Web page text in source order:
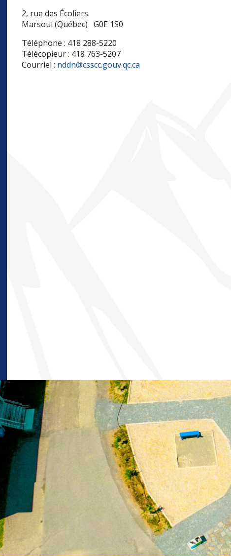
2, rue des Écoliers
Marsoui (Québec) G0E 1S0
Téléphone : 418 288-5220
Télécopieur : 418 763-5207
Courriel : nddn@csscc.gouv.qc.ca